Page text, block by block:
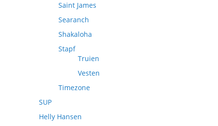
Saint James
Searanch
Shakaloha
Stapf
Truien
Vesten
Timezone
SUP
Helly Hansen